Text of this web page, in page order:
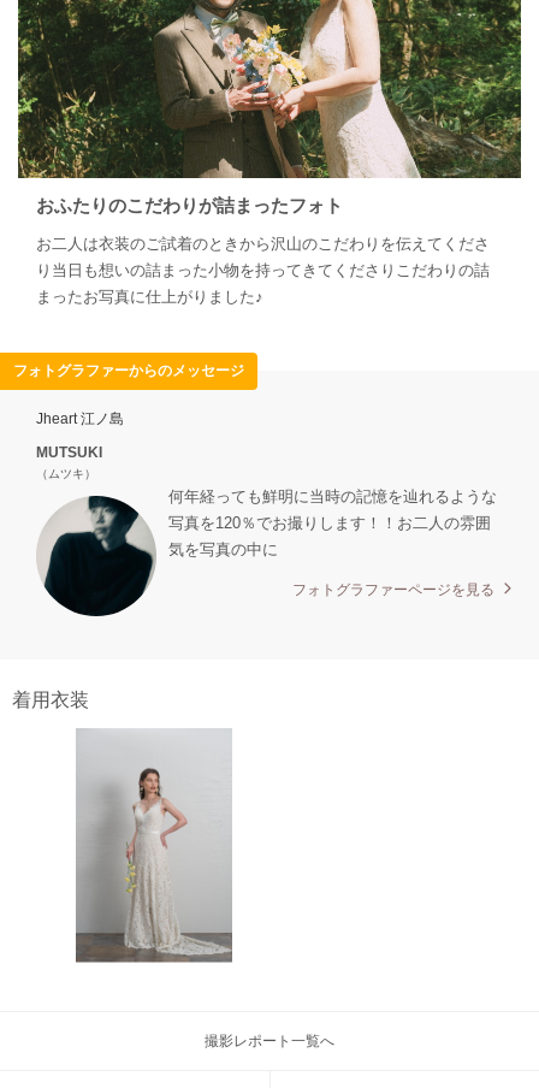
おふたりのこだわりが詰まったフォト
お二人は衣装のご試着のときから沢山のこだわりを伝えてくださ
り当日も想いの詰まった小物を持ってきてくださりこだわりの詰
まったお写真に仕上がりました♪
フォトグラファーからのメッセージ
Jheart 江ノ島
MUTSUKI
（ムツキ）
何年経っても鮮明に当時の記憶を辿れるような
写真を120％でお撮りします！！お二人の雰囲
気を写真の中に
フォトグラファーページを見る
着用衣装
撮影レポート一覧へ